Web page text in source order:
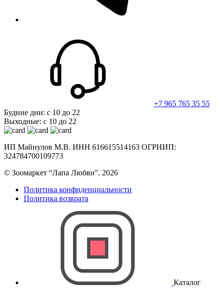
+7 965 765 35 55
Будние дни: с 10 до 22
Выходные: с 10 до 22
ИП Майнулов М.В. ИНН 616615514163 ОГРНИП:
324784700109773
© Зоомаркет “Лапа Любви”. 2026
Политика конфиденциальности
Политика возврата
Каталог